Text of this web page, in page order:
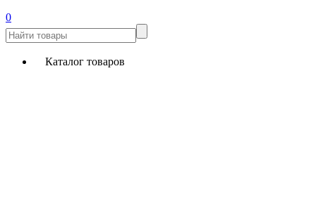
0
Каталог товаров